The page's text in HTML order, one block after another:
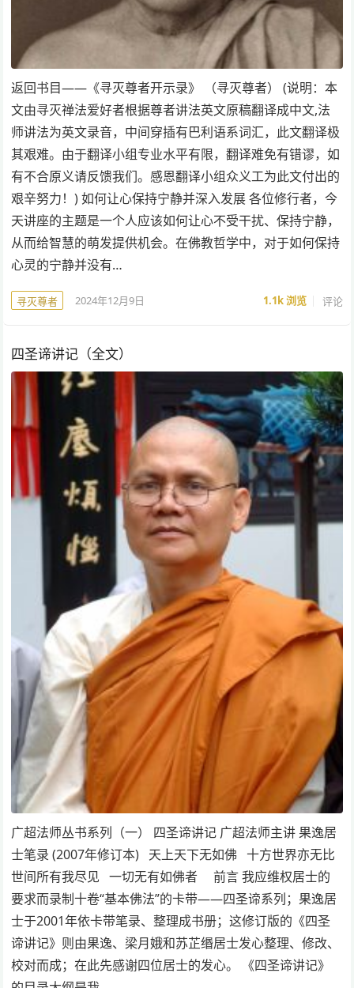
返回书目——《寻灭尊者开示录》 （寻灭尊者） (说明：本
文由寻灭禅法爱好者根据尊者讲法英文原稿翻译成中文,法
师讲法为英文录音，中间穿插有巴利语系词汇，此文翻译极
其艰难。由于翻译小组专业水平有限，翻译难免有错谬，如
有不合原义请反馈我们。感恩翻译小组众义工为此文付出的
艰辛努力！) 如何让心保持宁静并深入发展 各位修行者，今
天讲座的主题是一个人应该如何让心不受干扰、保持宁静，
从而给智慧的萌发提供机会。在佛教哲学中，对于如何保持
心灵的宁静并没有…
寻灭尊者 2024年12月9日 1.1k浏览 评论
四圣谛讲记（全文）
广超法师丛书系列（一） 四圣谛讲记 广超法师主讲 果逸居
士笔录 (2007年修订本) 天上天下无如佛 十方世界亦无比
世间所有我尽见 一切无有如佛者 前言 我应维权居士的
要求而录制十卷“基本佛法”的卡带——四圣谛系列；果逸居
士于2001年依卡带笔录、整理成书册；这修订版的《四圣
谛讲记》则由果逸、梁月娥和苏芷缗居士发心整理、修改、
校对而成；在此先感谢四位居士的发心。 《四圣谛讲记》